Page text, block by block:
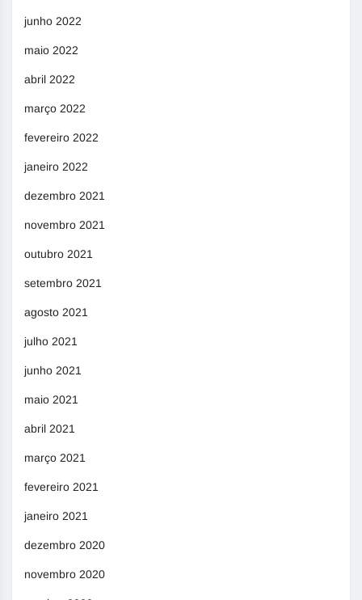
junho 2022
maio 2022
abril 2022
março 2022
fevereiro 2022
janeiro 2022
dezembro 2021
novembro 2021
outubro 2021
setembro 2021
agosto 2021
julho 2021
junho 2021
maio 2021
abril 2021
março 2021
fevereiro 2021
janeiro 2021
dezembro 2020
novembro 2020